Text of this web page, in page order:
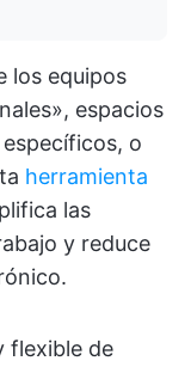
los equipos
espacios
o
herramienta
las
y reduce
flexible de